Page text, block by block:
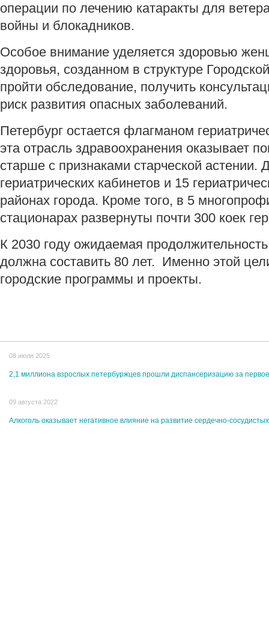
операции по лечению катаракты для
войны и блокадников.
Особое внимание уделяется здоровью
здоровья, созданном в структуре
пройти обследование, получить
риск развития опасных заболеваний.
Петербург остается флагманом
эта отрасль здравоохранения оказывает
старше с признаками старческой астении.
гериатрических кабинетов и 15
районах города. Кроме того, в 5
стационарах развернуты почти 300 коек
К 2030 году ожидаемая
должна составить 80 лет. Именно этой
городские программы и проекты.
08 июля 2025
2,1 миллиона взрослых петербуржцев прошли диспансеризацию за
09 августа 2022
Алкоголь оказывает негативное влияние на развитие сердечно-